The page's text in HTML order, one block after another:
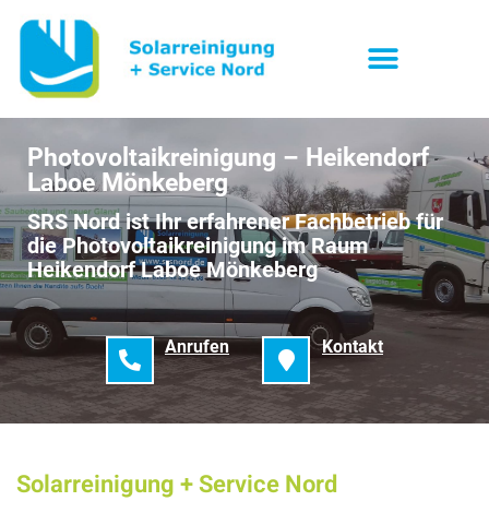
Photovoltaikreinigung – Heikendorf
Laboe Mönkeberg
SRS Nord ist Ihr erfahrener Fachbetrieb für
die Photovoltaikreinigung im Raum
Heikendorf Laboe Mönkeberg
Anrufen Kontakt
Solarreinigung + Service Nord